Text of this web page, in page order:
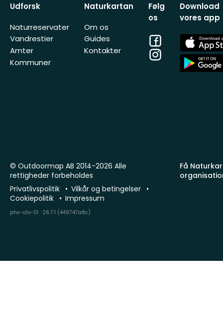
Udforsk
Naturreservater
Vandrestier
Amter
Kommuner
Naturkartan
Om os
Guides
Kontakter
Følg
os
Facebook
Instagram
Download
vores app
App
Store
App
Store
Få
© Outdoormap AB 2014-2026 Alle
rettigheder forbeholdes
Privatlivspolitik
Vilkår og betingelser
Cookiepolitik
Impressum
phx-sto-01 · 26.7.1 (449747a8c)